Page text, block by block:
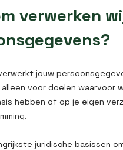
verwerken
jouw
voor doelen waarvoor
hebben of op je eigen
juridische basissen